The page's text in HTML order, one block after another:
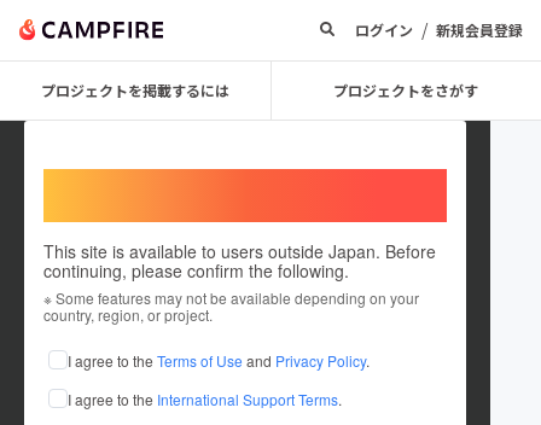
ログイン / 新規会員登録
プロジェクトを掲載するには プロジェクトをさがす
This site is available to users outside Japan. Before
continuing, please confirm the following.
※ Some features may not be available depending on your
country, region, or project.
I agree to the Terms of Use and Privacy Policy.
I agree to the International Support Terms.
arinomibrewery
これまでに1回支援して1件のプロジェクトを投稿しています
在住国：日本 現在地：千葉県